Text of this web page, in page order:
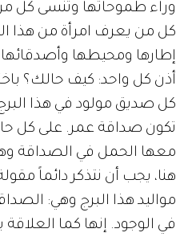
وراء طموحاتها وتنسى كل
كل من يعرف امرأة من هذا
إطارها ومحيطها
أذن كل واحد: كيف حالك؟
كل صديق مولود في هذا
تكون صداقة عمر. على كل
معها الحمل في الصداقة
هنا، يجب أن نتذكر دائماً
مواليد هذا البرج وهي:
في الوجود. إنها كما العلاقة